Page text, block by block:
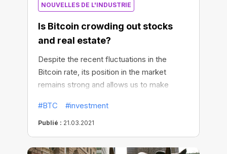
NOUVELLES DE L'INDUSTRIE
Is Bitcoin crowding out stocks
and real estate?
Despite the recent fluctuations in the
Bitcoin rate, its position in the market
remains strong and allows us to make
expected that in the nearest future people
will hold Bitcoin instead of investing in
stocks, bonds, or real estate.
#BTC #investment
Publié : 21.03.2021